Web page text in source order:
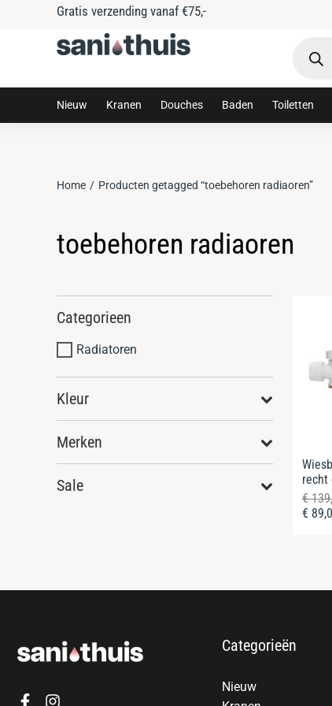
Gratis verzending vanaf €75,-
Nieuw Kranen Douches Baden Toiletten
Je bent hier:
Home Producten getagged “toebehoren radiaoren”
toebehoren radiaoren
Categorieen
Radiatoren
Kleur
Merken
Sale
recht
€
€
Categorieën
Nieuw